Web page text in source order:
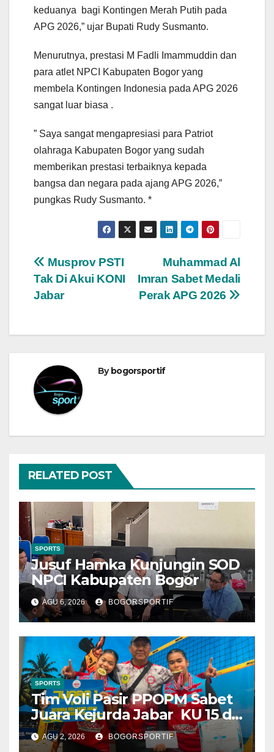
keduanya bagi Kontingen Merah Putih pada
APG 2026,” ujar Bupati Rudy Susmanto.
Menurutnya, prestasi M Fadli Imammuddin dan
para atlet NPCI Kabupaten Bogor yang
membela Kontingen Indonesia pada APG 2026
sangat luar biasa .
” Saya sangat mengapresiasi para Patriot
olahraga Kabupaten Bogor yang sudah
memberikan prestasi terbaiknya kepada
bangsa dan negara pada ajang APG 2026,”
pungkas Rudy Susmanto. *
Navigasi
pos
Muhammad Al
Imran Sabet Medali
Perak APG 2026
Musprov PSTI
Tak Di Akui KONI
Jabar
By bogorsportif
RELATED POST
SPORTS
Jusuf Hamka Kunjungin SOD
NPCI Kabupaten Bogor
AGU 6, 2026 BOGORSPORTIF
SPORTS
Tim Voli Pasir PPOPM Sabet
Juara Kejurda Jabar KU 15 di
Bandung
AGU 2, 2026 BOGORSPORTIF